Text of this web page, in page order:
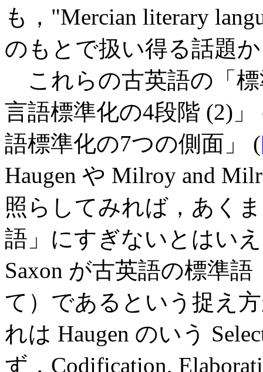
も，"Mercian literary
のもとで扱い得る話題
これらの古英語の「標
言語標準化の4段階 (2)」
語標準化の7つの側面」 (
Haugen や Milroy and
照らしてみれば，あく
語」にすぎないとはい
Saxon が古英語の標準
て）であるという捉え
れは Haugen のいう
ず，Codification,